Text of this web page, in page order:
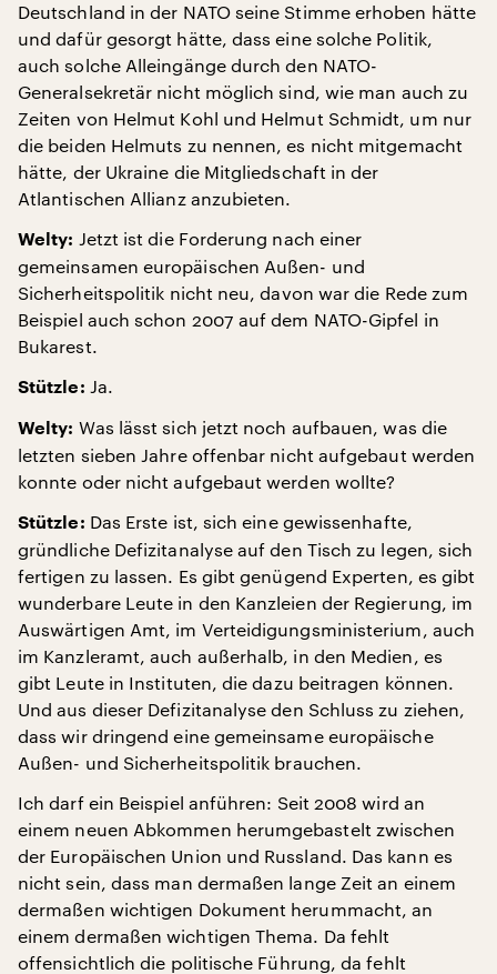
Deutschland in der NATO seine Stimme erhoben hätte
und dafür gesorgt hätte, dass eine solche Politik,
auch solche Alleingänge durch den NATO-
Generalsekretär nicht möglich sind, wie man auch zu
Zeiten von Helmut Kohl und Helmut Schmidt, um nur
die beiden Helmuts zu nennen, es nicht mitgemacht
hätte, der Ukraine die Mitgliedschaft in der
Atlantischen Allianz anzubieten.
Welty: Jetzt ist die Forderung nach einer
gemeinsamen europäischen Außen- und
Sicherheitspolitik nicht neu, davon war die Rede zum
Beispiel auch schon 2007 auf dem NATO-Gipfel in
Bukarest.
Stützle: Ja.
Welty: Was lässt sich jetzt noch aufbauen, was die
letzten sieben Jahre offenbar nicht aufgebaut werden
konnte oder nicht aufgebaut werden wollte?
Stützle: Das Erste ist, sich eine gewissenhafte,
gründliche Defizitanalyse auf den Tisch zu legen, sich
fertigen zu lassen. Es gibt genügend Experten, es gibt
wunderbare Leute in den Kanzleien der Regierung, im
Auswärtigen Amt, im Verteidigungsministerium, auch
im Kanzleramt, auch außerhalb, in den Medien, es
gibt Leute in Instituten, die dazu beitragen können.
Und aus dieser Defizitanalyse den Schluss zu ziehen,
dass wir dringend eine gemeinsame europäische
Außen- und Sicherheitspolitik brauchen.
Ich darf ein Beispiel anführen: Seit 2008 wird an
einem neuen Abkommen herumgebastelt zwischen
der Europäischen Union und Russland. Das kann es
nicht sein, dass man dermaßen lange Zeit an einem
dermaßen wichtigen Dokument herummacht, an
einem dermaßen wichtigen Thema. Da fehlt
offensichtlich die politische Führung, da fehlt